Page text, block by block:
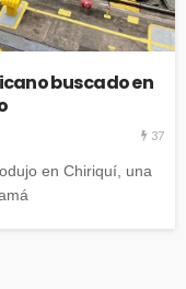
buscado en
37
en Chiriquí, una